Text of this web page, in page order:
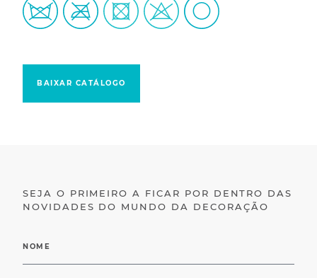
BAIXAR CATÁLOGO
SEJA O PRIMEIRO A FICAR POR DENTRO DAS
NOVIDADES DO MUNDO DA DECORAÇÃO